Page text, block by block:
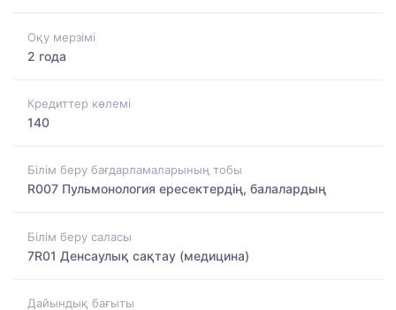
Оқу мерзімі
2 года
Кредиттер көлемі
140
Білім беру бағдарламаларының тобы
R007 Пульмонология ересектердің, балалардың
Білім беру саласы
7R01 Денсаулық сақтау (медицина)
Дайындық бағыты